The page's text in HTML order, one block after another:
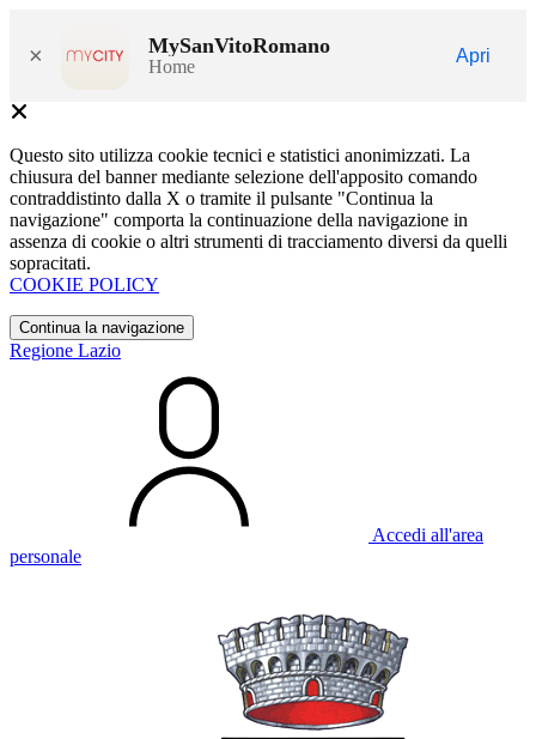
× MySanVitoRomano
Home
Apri
Questo sito utilizza cookie tecnici e statistici anonimizzati. La
chiusura del banner mediante selezione dell'apposito comando
contraddistinto dalla X o tramite il pulsante "Continua la
navigazione" comporta la continuazione della navigazione in
assenza di cookie o altri strumenti di tracciamento diversi da quelli
sopracitati.
COOKIE POLICY
Continua la navigazione
Regione Lazio
Accedi all'area
personale